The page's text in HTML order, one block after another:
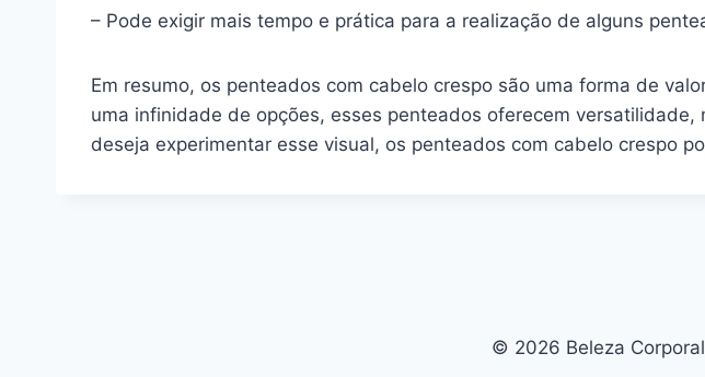
– Pode exigir mais tempo e prática para a realização de alguns
Em resumo, os penteados com cabelo crespo são uma forma de
uma infinidade de opções, esses penteados oferecem
deseja experimentar esse visual, os penteados com cabelo crespo
© 2026 Beleza